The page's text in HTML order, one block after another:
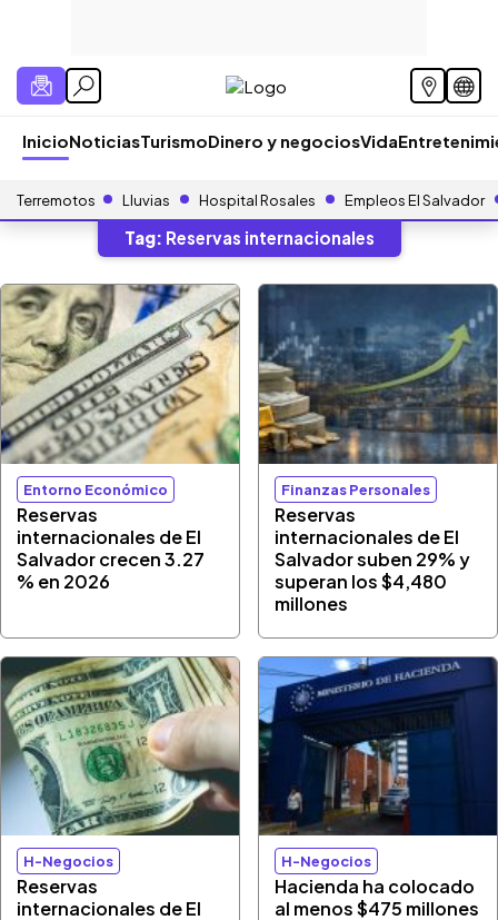
InicioNoticiasTurismoDinero y negociosVida
Terremotos Lluvias Hospital Rosales Empleos El Salvador
Tag: Reservas internacionales
Entorno Económico
Reservas
internacionales de El
Salvador crecen 3.27
% en 2026
Finanzas Personales
Reservas
internacionales de El
Salvador suben 29% y
superan los $4,480
millones
H-Negocios
Reservas
internacionales de El
H-Negocios
Hacienda ha colocado
al menos $475 millones